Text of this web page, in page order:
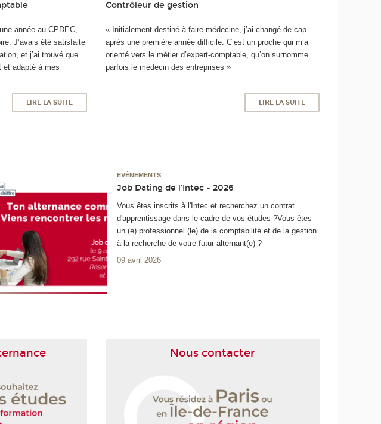
année au CPDEC,
J’avais été satisfaite
et j’ai trouvé que
et adapté à mes
LIRE LA SUITE
Contrôleur de gestion
« Initialement destiné à faire médecine, j’ai changé de cap
après une première année difficile. C’est un proche qui m’a
orienté vers le métier d’expert-comptable, qu’on surnomme
parfois le médecin des entreprises »
LIRE LA SUITE
EVÉNEMENTS
Job Dating de l'Intec - 2026
Vous êtes inscrits à l'Intec et recherchez un contrat
d'apprentissage dans le cadre de vos études ?Vous êtes
un (e) professionnel (le) de la comptabilité et de la gestion
à la recherche de votre futur alternant(e) ?
09 avril 2026
Nous contacter